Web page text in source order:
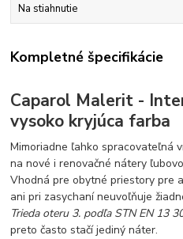
Na stiahnutie
Kompletné špecifikácie
Caparol Malerit -
vysoko kryjúca farba
Mimoriadne ľahko spracovateľná
na nové i renovačné nátery
Vhodná pre obytné priestory pre
ani pri zasychaní neuvoľňuje
Trieda oteru 3. podľa STN EN 13
preto často stačí jediný náter.